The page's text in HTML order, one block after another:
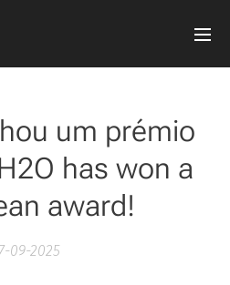
um prémio
has won a
award!
09-2025